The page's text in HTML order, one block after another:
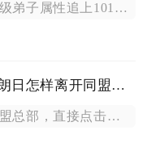
想要常规甲级弟子属性追上101级满成长、配齐核心缘分的天山童...
无尽的拉格朗日怎样离开同盟总部
想要离开同盟总部，直接点击界面左下角的星域按钮即可退出同盟总...